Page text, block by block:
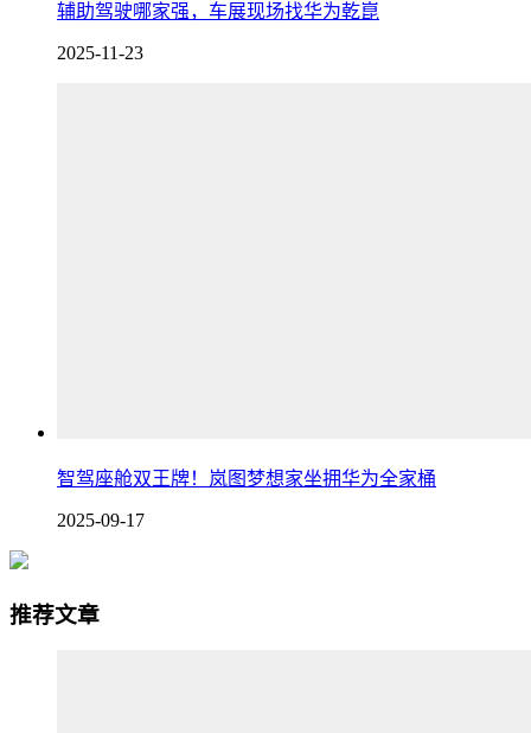
辅助驾驶哪家强，车展现场找华为乾崑
2025-11-23
智驾座舱双王牌！岚图梦想家坐拥华为全家桶
2025-09-17
推荐文章